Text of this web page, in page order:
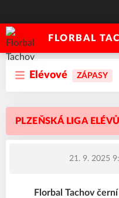
FLORBAL
Elévové ZÁPASY
PLZEŇSKÁ LIGA
21. 9. 2025
Florbal Tachov